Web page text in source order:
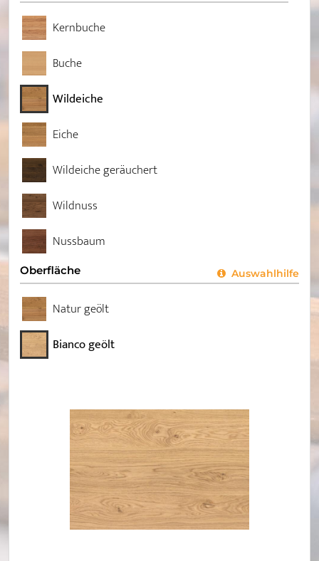
Kernbuche
Buche
Wildeiche
Eiche
Wildeiche geräuchert
Wildnuss
Nussbaum
Oberfläche Auswahlhilfe
Natur geölt
Bianco geölt